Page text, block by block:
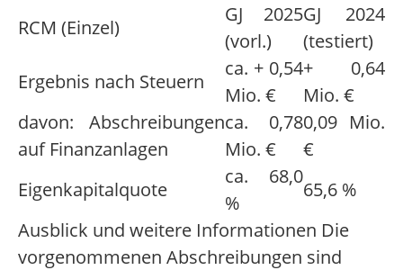
RCM (Einzel)
GJ 2025
(vorl.)
GJ 2024
(testiert)
Ergebnis nach Steuern
ca. + 0,54
Mio. €
+ 0,64
Mio. €
davon: Abschreibungen
auf Finanzanlagen
ca. 0,78
Mio. €
0,09 Mio.
€
Eigenkapitalquote
ca. 68,0
%
65,6 %
Ausblick und weitere Informationen Die
vorgenommenen Abschreibungen sind